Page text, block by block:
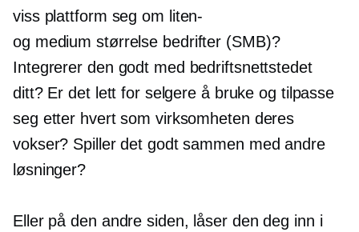
viss plattform seg om liten-
og medium størrelse bedrifter (SMB)?
Integrerer den godt med bedriftsnettstedet
ditt? Er det lett for selgere å bruke og tilpasse
seg etter hvert som virksomheten deres
vokser? Spiller det godt sammen med andre
løsninger?
Eller på den andre siden, låser den deg inn i